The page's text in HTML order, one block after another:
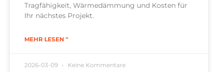
Tragfähigkeit, Wärmedämmung und Kosten für
Ihr nächstes Projekt.
MEHR LESEN "
2026-03-09 Keine Kommentare